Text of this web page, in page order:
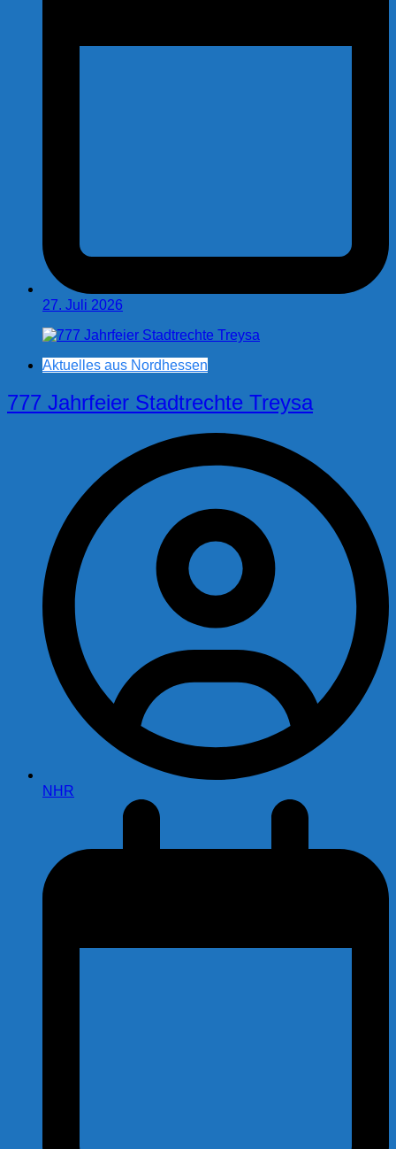
27. Juli 2026
Aktuelles aus Nordhessen
777 Jahrfeier Stadtrechte Treysa
NHR